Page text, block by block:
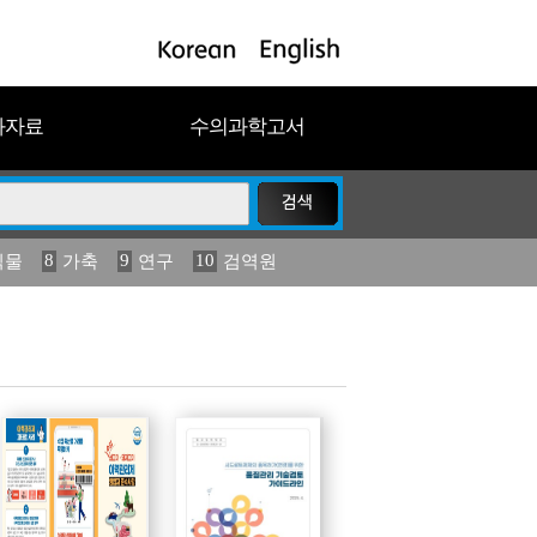
자료 수의과학고서
물 8 가축 9 연구 10 검역원
보
18 2023 19 농림수산